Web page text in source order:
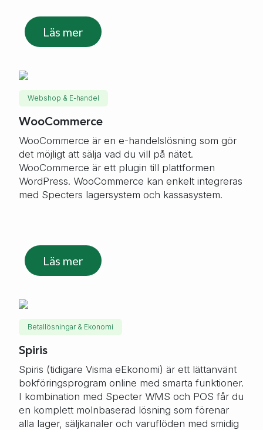
Läs mer
Webshop & E-handel
WooCommerce
WooCommerce är en e-handelslösning som gör
det möjligt att sälja vad du vill på nätet.
WooCommerce är ett plugin till plattformen
WordPress. WooCommerce kan enkelt integreras
med Specters lagersystem och kassasystem.
Läs mer
Betallösningar & Ekonomi
Spiris
Spiris (tidigare Visma eEkonomi) är ett lättanvänt
bokföringsprogram online med smarta funktioner.
I kombination med Specter WMS och POS får du
en komplett molnbaserad lösning som förenar
alla lager, säljkanaler och varuflöden med smidig